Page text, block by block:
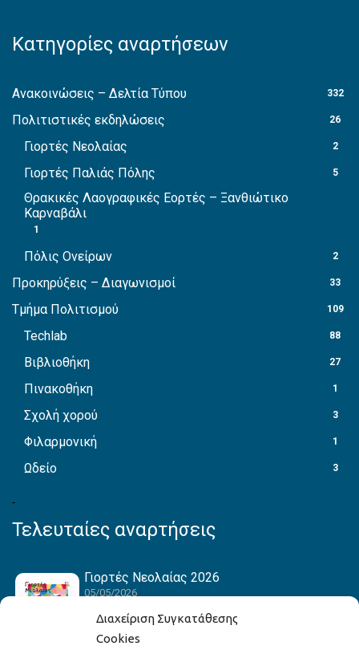
Διαχείριση Συγκατάθεσης
Cookies
Κατηγορίες αναρτήσεων
Ανακοινώσεις – Δελτία Τύπου 332
Πολιτιστικές εκδηλώσεις 26
Γιορτές Νεολαίας 2
Γιορτές Παλιάς Πόλης 5
Θρακικές Λαογραφικές Εορτές – Ξανθιώτικο
Καρναβάλι
1
Πόλις Ονείρων 2
Προκηρύξεις – Διαγωνισμοί 33
Τμήμα Πολιτισμού 109
Techlab 88
Βιβλιοθήκη 27
Πινακοθήκη 1
Σχολή χορού 3
Φιλαρμονική 1
Ωδείο 3
Τελευταίες αναρτήσεις
Γιορτές Νεολαίας 2026
05/05/2026